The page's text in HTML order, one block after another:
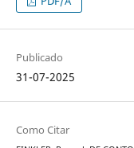
Publicado
31-07-2025
Como Citar